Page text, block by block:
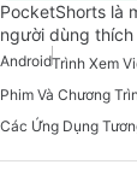
PocketShorts là
người dùng
AndroidTrình Xem
Các Ứng Dụng